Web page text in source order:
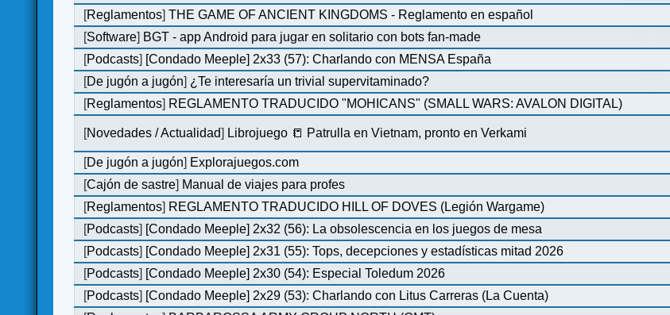
[Reglamentos]THE GAME OF ANCIENT KINGDOMS - Reglamento en español
[Software] BGT - app Android para jugar en solitario con bots fan-made
[Podcasts] [Condado Meeple] 2x33 (57): Charlando con MENSA España
[De jugón a jugón] ¿Te interesaría un trivial supervitaminado?
[Reglamentos] REGLAMENTO TRADUCIDO "MOHICANS" (SMALL WARS: AVALON DIGITAL)
[Novedades / Actualidad] Librojuego 📒 Patrulla en Vietnam, pronto en Verkami
[De jugón a jugón] Explorajuegos.com
[Cajón de sastre] Manual de viajes para profes
[Reglamentos] REGLAMENTO TRADUCIDO HILL OF DOVES (Legión Wargame)
[Podcasts] [Condado Meeple] 2x32 (56): La obsolescencia en los juegos de mesa
[Podcasts] [Condado Meeple] 2x31 (55): Tops, decepciones y estadísticas mitad 2026
[Podcasts] [Condado Meeple] 2x30 (54): Especial Toledum 2026
[Podcasts] [Condado Meeple] 2x29 (53): Charlando con Litus Carreras (La Cuenta)